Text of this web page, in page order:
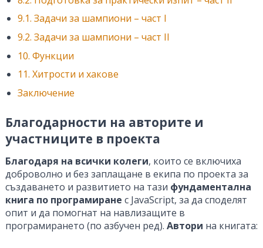
9.1. Задачи за шампиони – част I
9.2. Задачи за шампиони – част II
10. Функции
11. Хитрости и хакове
Заключение
Благодарности на авторите и
участниците в проекта
Благодаря на всички колеги, които се включиха
доброволно и без заплащане в екипа по проекта за
създаването и развитието на тази фундаментална
книга по програмиране с JavaScript, за да споделят
опит и да помогнат на навлизащите в
програмирането (по азбучен ред). Автори на книгата: